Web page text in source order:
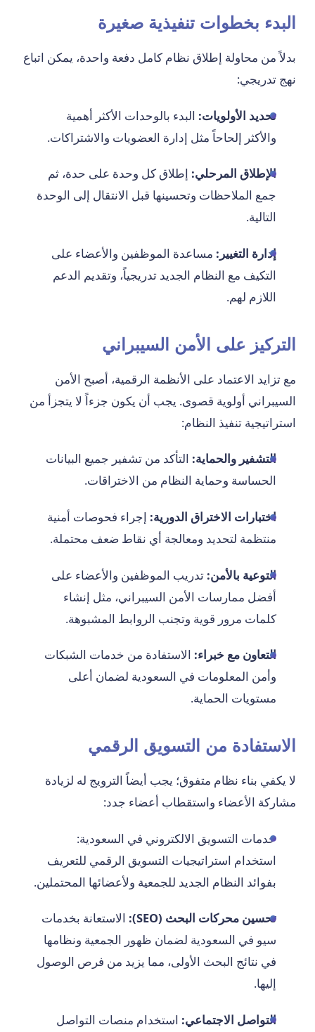
البدء بخطوات تنفيذية صغيرة
بدلاً من محاولة إطلاق نظام كامل دفعة واحدة، يمكن اتباع
نهج تدريجي:
تحديد الأولويات: البدء بالوحدات الأكثر أهمية
والأكثر إلحاحاً مثل إدارة العضويات والاشتراكات.
الإطلاق المرحلي: إطلاق كل وحدة على حدة، ثم
جمع الملاحظات وتحسينها قبل الانتقال إلى الوحدة
التالية.
إدارة التغيير: مساعدة الموظفين والأعضاء على
التكيف مع النظام الجديد تدريجياً، وتقديم الدعم
اللازم لهم.
التركيز على الأمن السيبراني
مع تزايد الاعتماد على الأنظمة الرقمية، أصبح الأمن
السيبراني أولوية قصوى. يجب أن يكون جزءاً لا يتجزأ من
استراتيجية تنفيذ النظام:
التشفير والحماية: التأكد من تشفير جميع البيانات
الحساسة وحماية النظام من الاختراقات.
اختبارات الاختراق الدورية: إجراء فحوصات أمنية
منتظمة لتحديد ومعالجة أي نقاط ضعف محتملة.
التوعية بالأمن: تدريب الموظفين والأعضاء على
أفضل ممارسات الأمن السيبراني، مثل إنشاء
كلمات مرور قوية وتجنب الروابط المشبوهة.
التعاون مع خبراء: الاستفادة من خدمات الشبكات
وأمن المعلومات في السعودية لضمان أعلى
مستويات الحماية.
الاستفادة من التسويق الرقمي
لا يكفي بناء نظام متفوق؛ يجب أيضاً الترويج له لزيادة
مشاركة الأعضاء واستقطاب أعضاء جدد:
خدمات التسويق الالكتروني في السعودية:
استخدام استراتيجيات التسويق الرقمي للتعريف
بفوائد النظام الجديد للجمعية ولأعضائها المحتملين.
تحسين محركات البحث (SEO):
الاستعانة بخدمات
سيو في السعودية لضمان ظهور الجمعية ونظامها
في نتائج البحث الأولى، مما يزيد من فرص الوصول
إليها.
التواصل الاجتماعي: استخدام منصات التواصل